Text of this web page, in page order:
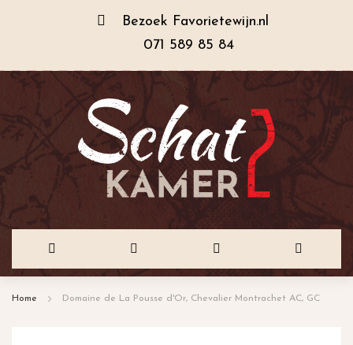
Bezoek Favorietewijn.nl
071 589 85 84
Home Domaine de La Pousse d'Or, Chevalier Montrachet AC, GC